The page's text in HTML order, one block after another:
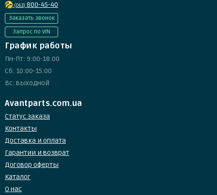
(063) 800-45-40
Заказать звонок
Запрос по VIN
График работы
Пн-Пт: 9:00-18:00
Сб: 10:00-15:00
Вс: выходной
Avantparts.com.ua
Статус заказа
Контакты
Доставка и оплата
Гарантии и возврат
Договор оферты
Каталог
О нас